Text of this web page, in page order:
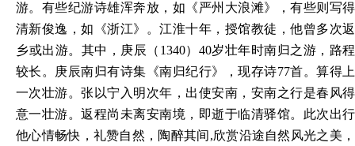
游。有些纪游诗雄浑奔放，如《严州大浪滩》，有些则写得
清新俊逸，如《浙江》。江淮十年，授馆教徒，他曾多次返
乡或出游。其中，庚辰（ 1340）40岁壮年时南归之游，路程
较长。庚辰南归有诗集《南归纪行》，现存诗77首。算得上
一次壮游。张以宁入明次年，出使安南，安南之行是春风得
意一壮游。返程尚未离安南境，即逝于临清驿馆。此次出行
他心情畅快，礼赞自然，陶醉其间,欣赏沿途自然风光之美，